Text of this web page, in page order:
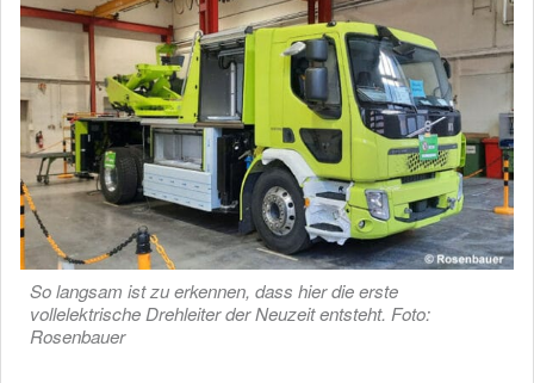
So langsam ist zu erkennen, dass hier die erste
vollelektrische Drehleiter der Neuzeit entsteht. Foto:
Rosenbauer